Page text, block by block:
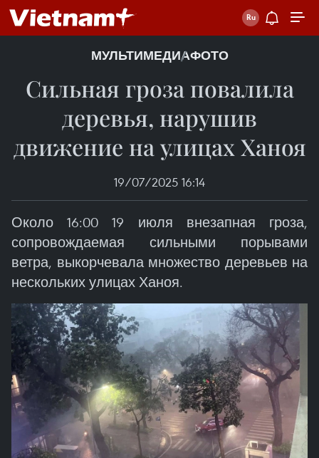
МУЛЬТИМЕДИАФОТО
Сильная гроза повалила
деревья, нарушив
движение на улицах Ханоя
19/07/2025 16:14
Около 16:00 19 июля внезапная гроза,
сопровождаемая сильными порывами
ветра, выкорчевала множество деревьев на
нескольких улицах Ханоя.